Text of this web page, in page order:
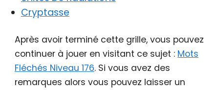
Cryptasse
Après avoir terminé cette grille, vous pouvez
continuer à jouer en visitant ce sujet : Mots
Fléchés Niveau 176. Si vous avez des
remarques alors vous pouvez laisser un